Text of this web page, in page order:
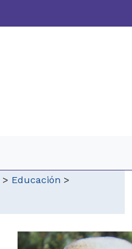
> Educación >